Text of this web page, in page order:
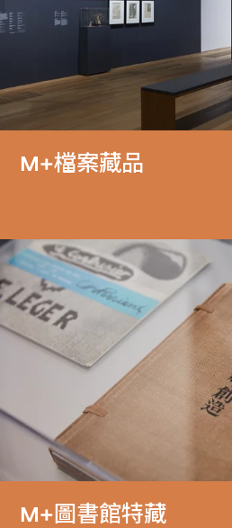
M+檔案藏品
M+圖書館特藏